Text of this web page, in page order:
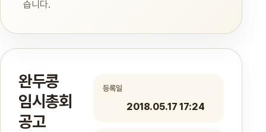
습니다.
완두콩
임시총회
공고
등록일
2018.05.17 17:24